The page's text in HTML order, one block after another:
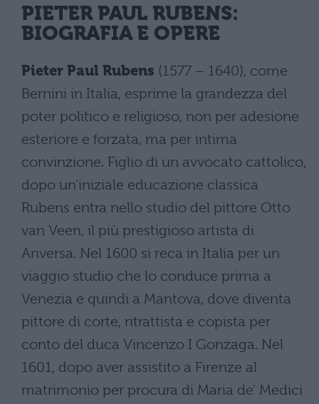
PIETER PAUL RUBENS:
BIOGRAFIA E OPERE
Pieter Paul Rubens (1577 – 1640), come
Bernini in Italia, esprime la grandezza del
poter politico e religioso, non per adesione
esteriore e forzata, ma per intima
convinzione. Figlio di un avvocato cattolico,
dopo un’iniziale educazione classica
Rubens entra nello studio del pittore Otto
van Veen, il più prestigioso artista di
Anversa. Nel 1600 si reca in Italia per un
viaggio studio che lo conduce prima a
Venezia e quindi a Mantova, dove diventa
pittore di corte, ritrattista e copista per
conto del duca Vincenzo I Gonzaga. Nel
1601, dopo aver assistito a Firenze al
matrimonio per procura di Maria de’ Medici